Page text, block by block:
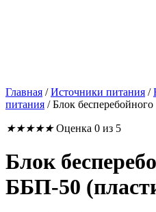
Главная /Источники питания /
питания /Блок
★★★★★ Оценка 0 из 5
Блок
ББП-50